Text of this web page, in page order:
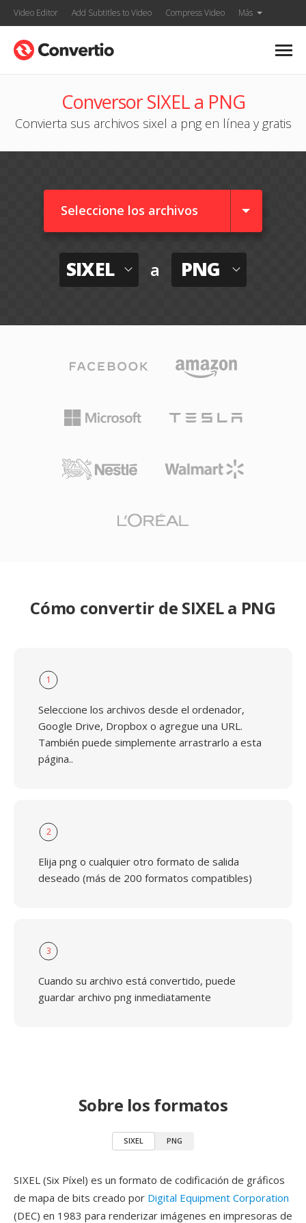
Video Editor Add Subtitles to Video Compress Video Más
Conversor SIXEL a PNG
Convierta sus archivos sixel a png en línea y gratis
Seleccione los archivos
SIXEL a PNG
Cómo convertir de SIXEL a PNG
1
Seleccione los archivos desde el ordenador,
Google Drive, Dropbox o agregue una URL.
También puede simplemente arrastrarlo a esta
página..
2
Elija png o cualquier otro formato de salida
deseado (más de 200 formatos compatibles)
3
Cuando su archivo está convertido, puede
guardar archivo png inmediatamente
Sobre los formatos
SIXEL PNG
SIXEL (Six Píxel) es un formato de codificación de gráficos
de mapa de bits creado por Digital Equipment Corporation
(DEC) en 1983 para renderizar imágenes en impresoras de